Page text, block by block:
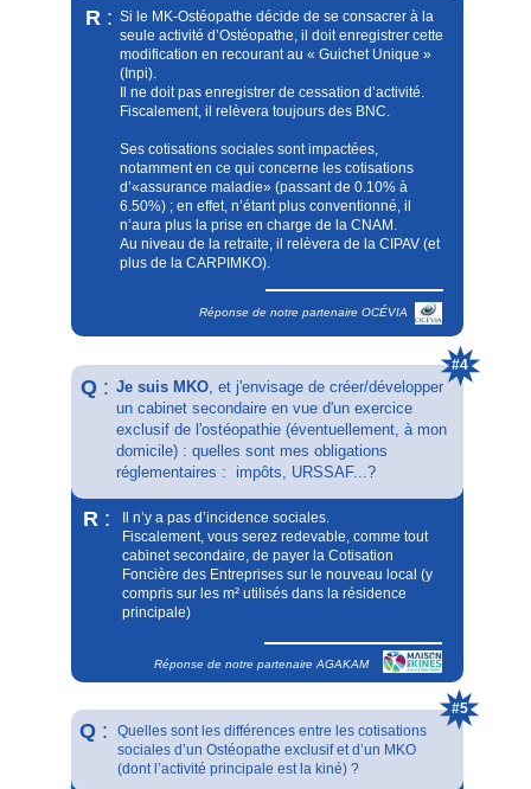
Pour résumer, nous couvrons la pratique de
l’ostéopathie pour nos kinésithérapeutes sans
prescription médicale pour l’ensemble des actes
sauf :
• Les manipulations du crâne, de la face et du
rachis chez le nourrisson de moins de six mois et
les manipulations du rachis cervical effectuées
dans le cadre de l'activité d'ostéopathie de
l'assuré, sont garanties au titre du présent contrat,
à la condition qu'un diagnostic ait été établi par un
médecin attestant l'absence de contre-indication à
l'ostéopathie.
• les manipulations gynéco-obstétricales et les
touchers pelviens effectués par l'assuré, dans le
cadre de sa pratique d'ostéopathie, sous réserve
Si le MK-Ostéopathe décide de se consacrer à la
seule activité d’Ostéopathe, il doit enregistrer cette
modification en recourant au « Guichet Unique »
(Inpi).
Il ne doit pas enregistrer de cessation d’activité.
Fiscalement, il relèvera toujours des BNC.
Ses cotisations sociales sont impactées,
notamment en ce qui concerne les cotisations
d’«assurance maladie» (passant de 0.10% à
6.50%) ; en effet, n’étant plus conventionné, il
n’aura plus la prise en charge de la CNAM.
Au niveau de la retraite, il relèvera de la CIPAV (et
plus de la CARPIMKO).
Réponse de notre partenaire OCÉVIA
R :
#4
Q: Je suis MKO, et j'envisage de créer/développer
un cabinet secondaire en vue d'un exercice
exclusif de l'ostéopathie (éventuellement, à mon
domicile) : quelles sont mes obligations
réglementaires : impôts, URSSAF...?
Il n’y a pas d’incidence sociales.
Fiscalement, vous serez redevable, comme tout
cabinet secondaire, de payer la Cotisation
Foncière des Entreprises sur le nouveau local (y
compris sur les m² utilisés dans la résidence
principale)
Réponse de notre partenaire AGAKAM
R:
Q:
Quelles sont les différences entre les cotisations
sociales d’un Ostéopathe exclusif et d’un MKO
(dont l’activité principale est la kiné) ?
#5